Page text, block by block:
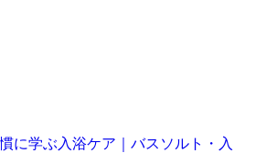
に学ぶ入浴ケア｜バスソルト・入